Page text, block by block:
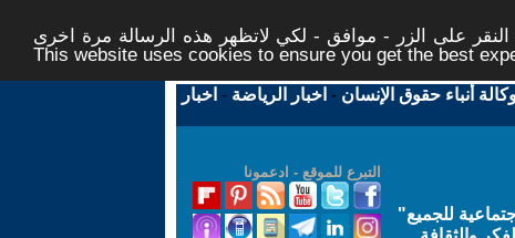
على الزر - موافق - لكي لاتظهر هذه الرسالة مرة اخرى -
This website uses cookies to ensure you get the best
أنباء حقوق الإنسان - اخبار الرياضة - اخبار
التبرع للموقع - ادعمونا
للجميع"